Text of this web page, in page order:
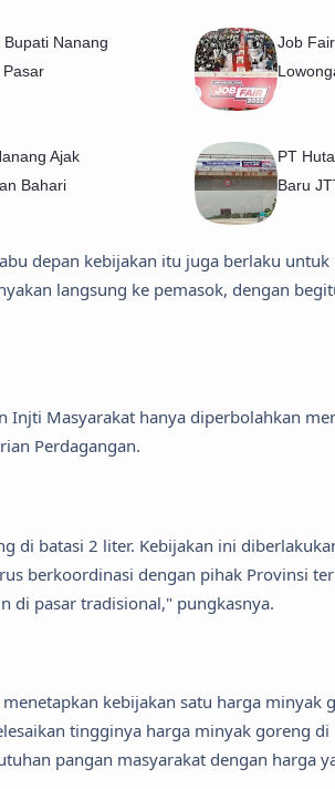
Nanang
Job
Ajak
Bahari
PT
Baru
depan kebijakan itu juga berlaku
langsung ke pemasok, dengan
Injti Masyarakat hanya diperbolahkan
Perdagangan.
di batasi 2 liter. Kebijakan ini
berkoordinasi dengan pihak Provinsi
di pasar tradisional," pungkasnya.
kebijakan satu harga minyak
tingginya harga minyak goreng
pangan masyarakat dengan harga